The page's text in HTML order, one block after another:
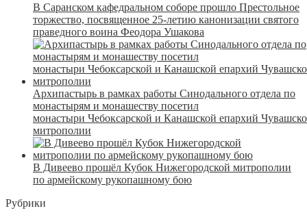
В Саранском кафедральном соборе прошло Престольное
торжество, посвященное 25-летию канонизации святого
праведного воина Феодора Ушакова
Архипастырь в рамках работы Синодального отдела по
монастырям и монашеству посетил
монастыри Чебоксарской и Канашской епархий
митрополии
В Дивеево прошёл Кубок Нижегородской митрополии
по армейскому рукопашному бою
Рубрики